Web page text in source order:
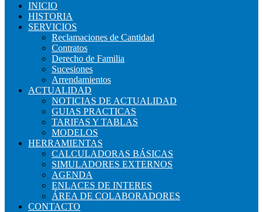
INICIO
HISTORIA
SERVICIOS
Reclamaciones de Cantidad
Contratos
Derecho de Familia
Sucesiones
Arrendamientos
ACTUALIDAD
NOTICIAS DE ACTUALIDAD
GUIAS PRACTICAS
TARIFAS Y TABLAS
MODELOS
HERRAMIENTAS
CALCULADORAS BÁSICAS
SIMULADORES EXTERNOS
AGENDA
ENLACES DE INTERES
ÁREA DE COLABORADORES
CONTACTO